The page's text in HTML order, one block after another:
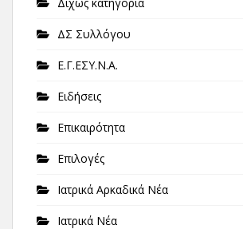
ΔΣ Συλλόγου
Ε.Γ.ΕΣΥ.Ν.Α.
Ειδήσεις
Επικαιρότητα
Επιλογές
Ιατρικά Αρκαδικά Νέα
Ιατρικά Νέα